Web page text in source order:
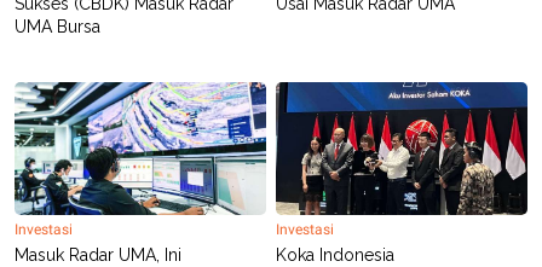
K
O
A
N
A
C
A
D
E
M
Y
P
R
S
R
E
L
E
A
S
E
.
Sukses (CBDK) Masuk Radar
UMA Bursa
Usai Masuk Radar UMA
Investasi
Masuk Radar UMA, Ini
Investasi
Koka Indonesia